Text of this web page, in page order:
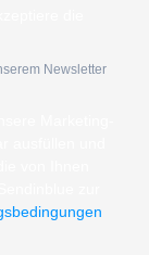
Newsletter